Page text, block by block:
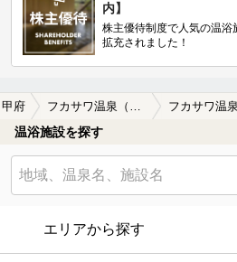
内】
株主優待制度で人気の温
拡充されました！
甲府 フカサワ温泉（閉館しました）
温浴施設を探す
エリアから探す